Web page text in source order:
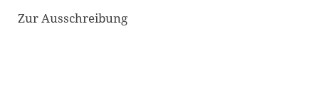
Zur Ausschreibung